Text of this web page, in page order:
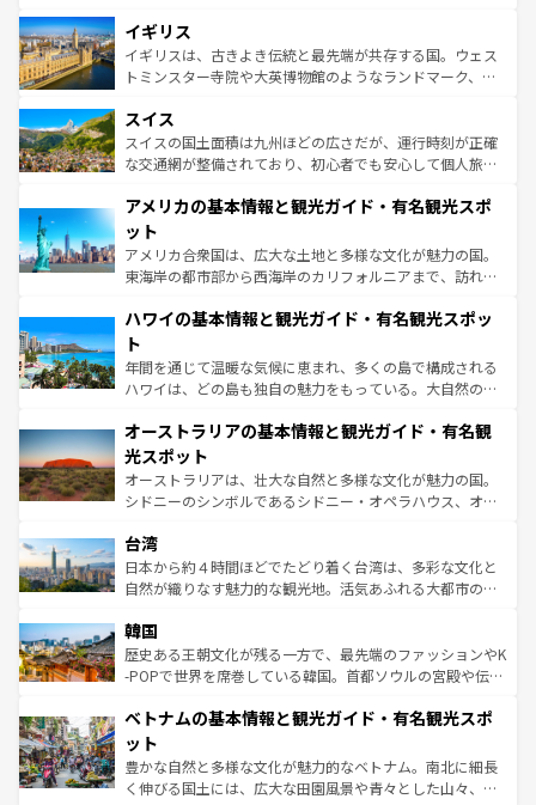
香り高いラベンダー畑など、多彩な楽しみ方が可能だ。さ
らに、パリ以外の地域にも魅力が溢れており、どの街角に
も豊かな歴史と文化が息づいている。パリ以外の個性あふ
を参照してほしい。
顔を持つこの国は、どこを歩いても飽きることがない。ベ
ルリンの文化的活気、バイエルン州のアルプスの絶景、そ
してライン川沿いのワイン畑といった風景は必見。ビール
は、お酒好きな人にはぜひ体験してほしい。 なお、新着の
ドイツ情報はコンテンツ一覧を参照してほしい。
イギリス
イギリスは、古きよき伝統と最先端が共存する国。ウェス
トミンスター寺院や大英博物館のようなランドマーク、歴
リアごとに異なる魅力がある。また、優雅なアフタヌーン
ティー、ビール好きにはたまらない英国パブ、サッカー観
戦など、本場だからこそできる体験も豊富。イギリスを旅
ンツ一覧を参照してほしい。
スイス
スイスの国土面積は九州ほどの広さだが、運行時刻が正確
な交通網が整備されており、初心者でも安心して個人旅行
の建物がそのまま残る町や、スイスならではのユニークな
博物館もあり、アルプス観光だけでなく町歩きも満喫する
ことができる。国民の所得が高いため物価も高いが、旅行
者向けの交通パス提供のサービスもあり、うまく活用すれ
着のスイス情報はコンテンツ一覧を参照してほしい。
アメリカの基本情報と観光ガイド・有名観光スポ
ット
アメリカ合衆国は、広大な土地と多様な文化が魅力の国。
東海岸の都市部から西海岸のカリフォルニアまで、訪れる
のような巨大都市は、観光、ショッピング、エンターテイ
ンメントが詰まった刺激的なスポットだ。一方、アメリカ
西部には大自然が広がり、グランドキャニオンやイエロー
ストーン国立公園といった絶景が堪能できる。さらに、南
文化が魅力。旅行者はアメリカの各地域で異なる魅力を楽
しみながら、その多様性と豊かな歴史を感じることができ
るだろう。車でのロードトリップや列車の旅も、アメリカ
ならではの贅沢な旅のスタイルだ。 なお、新着のアメリカ
情報は コンテンツ一覧 を参照してほしい。
ハワイの基本情報と観光ガイド・有名観光スポッ
ト
年間を通じて温暖な気候に恵まれ、多くの島で構成される
ハワイは、どの島も独自の魅力をもっている。大自然の神
ワイ島は見逃せない。また、定番の観光地といえばオアフ
島だが、静かな自然を求めるならマウイ島やカウアイ島が
おすすめ。エメラルドグリーンに輝く海をはじめ、豊かな
文化や歴史が息づいている。「アロハスピリット」と呼ば
人々、おいしいローカルフードやハワイアンミュージッ
ク、伝統的なフラダンスなど、すべてがハワイの魅力を彩
っている。訪れるたびに新しい発見と感動が待っているハ
はコンテンツ一覧
オーストラリアの基本情報と観光ガイド・有名観
光スポット
オーストラリアは、壮大な自然と多様な文化が魅力の国。
シドニーのシンボルであるシドニー・オペラハウス、オー
リアリーフや大陸中央部にそびえるウルル（エアーズロッ
ク）、タスマニアの美しい原生林やケアンズの熱帯雨林な
ど、見どころがたくさん。また、カフェやワイン、オージ
いる。アクティビティも充実しており、サーフィンやダイ
ビング、ハイキングなど、アウトドア好きにはたまらな
い。オーストラリアの多彩な魅力を存分に味わいつくそ
参照してほしい。
台湾
日本から約４時間ほどでたどり着く台湾は、多彩な文化と
自然が織りなす魅力的な観光地。活気あふれる大都市の台
ン）、静ひつな山岳地帯である台湾東部など、都市の喧騒
と山間の静けさが共存しており、訪れる人に新しい発見と
驚きをもたらしてくれる。また、奥深い台湾の食文化も魅
容にもいいと評判のスイーツなど、バラエティ豊かな料理
照してほしい。
韓国
歴史ある王朝文化が残る一方で、最先端のファッションやK
-POPで世界を席巻している韓国。首都ソウルの宮殿や伝統
き、地方に足を延ばせば四季折々の自然美を楽しむことが
できる。そして、キムチや焼肉、絶品のストリートフード
まで、さまざまな韓国料理が待っている。夜には、韓国な
らではのナイトライフも堪能できる。あたたかいホスピタ
ベトナムの基本情報と観光ガイド・有名観光スポ
ット
豊かな自然と多様な文化が魅力的なベトナム。南北に細長
く伸びる国土には、広大な田園風景や青々とした山々、世